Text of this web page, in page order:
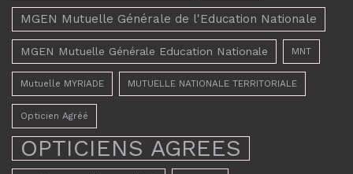
MGEN Mutuelle Générale de l'Education Nationale
MGEN Mutuelle Générale Education Nationale MNT
Mutuelle MYRIADE MUTUELLE NATIONALE TERRITORIALE
Opticien Agréé
OPTICIENS AGREES